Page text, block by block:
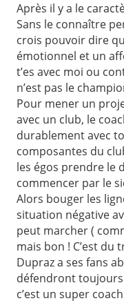
Après il y a le
Sans le connaître
crois pouvoir dire
émotionnel et un
t’es avec moi ou
n’est pas le
Pour mener un
avec un club, le
durablement avec
composantes du
les égos prendre le
commencer par le
Alors bouger les
situation négative
peut marcher (
mais bon ! C’est du
Dupraz a ses fans
défendront
c’est un super